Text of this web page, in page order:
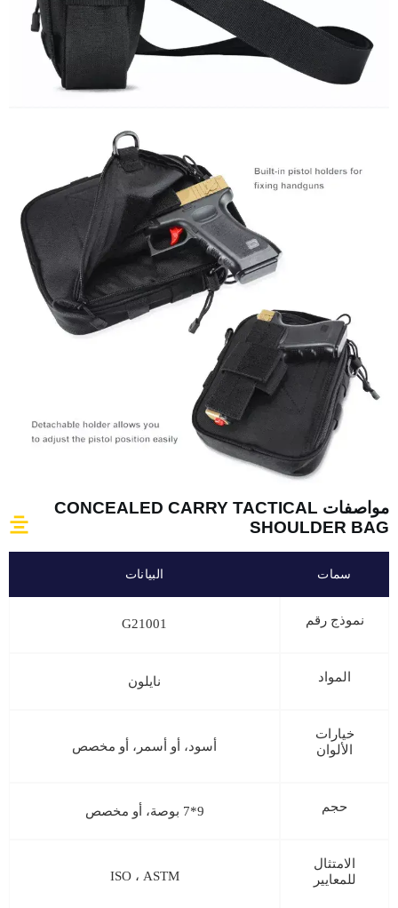
مواصفات CONCEALED CARRY TACTICAL
SHOULDER BAG
سمات البيانات
نموذج رقم G21001
المواد نايلون
خيارات
الألوان
أسود، أو أسمر، أو مخصص
حجم 9*7 بوصة، أو مخصص
الامتثال
للمعايير
ISO ، ASTM